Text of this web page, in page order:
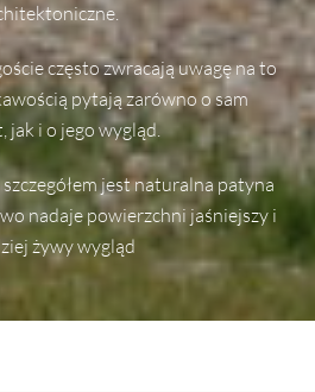
często zwracają uwagę na to
pytają zarówno o sam
jak i o jego wygląd.
jest naturalna patyna
nadaje powierzchni jaśniejszy i
żywy wygląd